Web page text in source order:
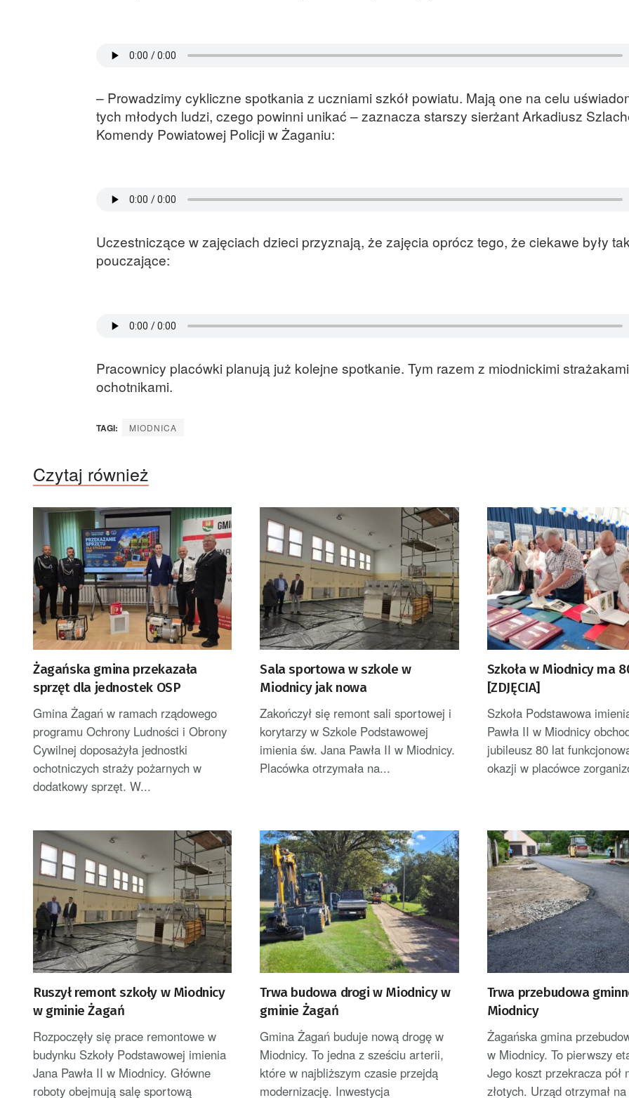
– Prowadzimy cykliczne spotkania z uczniami szkół powiatu. Mają one na celu
tych młodych ludzi, czego powinni unikać – zaznacza starszy sierżant Arkadiusz
Komendy Powiatowej Policji w Żaganiu:
Uczestniczące w zajęciach dzieci przyznają, że zajęcia oprócz tego, że ciekawe były
pouczające:
Pracownicy placówki planują już kolejne spotkanie. Tym razem z miodnickimi strażakami
ochotnikami.
TAGI: MIODNICA
Czytaj również
Żagańska gmina przekazała
sprzęt dla jednostek OSP
Gmina Żagań w ramach rządowego
programu Ochrony Ludności i Obrony
Cywilnej doposażyła jednostki
ochotniczych straży pożarnych w
dodatkowy sprzęt. W...
Sala sportowa w szkole w
Miodnicy jak nowa
Zakończył się remont sali sportowej i
korytarzy w Szkole Podstawowej
imienia św. Jana Pawła II w Miodnicy.
Placówka otrzymała na...
Szkoła w Miodnicy ma
[ZDJĘCIA]
Szkoła Podstawowa
Pawła II w Miodnicy
jubileusz 80 lat
okazji w placówce
Ruszył remont szkoły w Miodnicy
w gminie Żagań
Rozpoczęły się prace remontowe w
budynku Szkoły Podstawowej imienia
Jana Pawła II w Miodnicy. Główne
roboty obejmują salę sportową
Trwa budowa drogi w Miodnicy w
gminie Żagań
Gmina Żagań buduje nową drogę w
Miodnicy. To jedna z sześciu arterii,
które w najbliższym czasie przejdą
modernizację. Inwestycja
Trwa przebudowa
Miodnicy
Żagańska gmina
w Miodnicy. To pierwszy
Jego koszt przekracza pół
złotych. Urząd otrzymał na